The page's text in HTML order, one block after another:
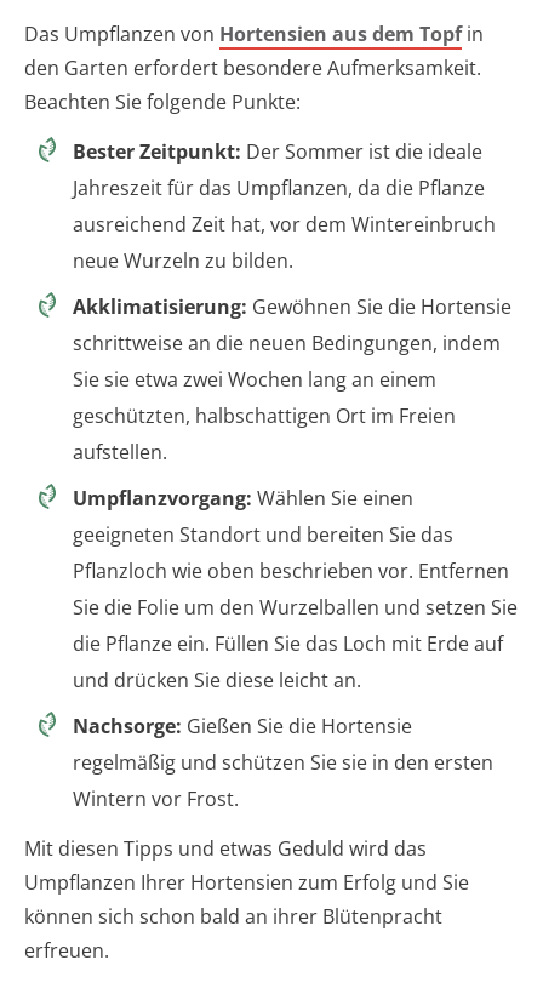
Das Umpflanzen von Hortensien aus dem Topfin
den Garten erfordert besondere Aufmerksamkeit.
Beachten Sie folgende Punkte:
Bester Zeitpunkt: Der Sommer ist die ideale
Jahreszeit für das Umpflanzen, da die Pflanze
ausreichend Zeit hat, vor dem Wintereinbruch
neue Wurzeln zu bilden.
Akklimatisierung: Gewöhnen Sie die Hortensie
schrittweise an die neuen Bedingungen, indem
Sie sie etwa zwei Wochen lang an einem
geschützten, halbschattigen Ort im Freien
aufstellen.
Umpflanzvorgang: Wählen Sie einen
geeigneten Standort und bereiten Sie das
Pflanzloch wie oben beschrieben vor. Entfernen
Sie die Folie um den Wurzelballen und setzen Sie
die Pflanze ein. Füllen Sie das Loch mit Erde auf
und drücken Sie diese leicht an.
Nachsorge: Gießen Sie die Hortensie
regelmäßig und schützen Sie sie in den ersten
Wintern vor Frost.
Mit diesen Tipps und etwas Geduld wird das
Umpflanzen Ihrer Hortensien zum Erfolg und Sie
können sich schon bald an ihrer Blütenpracht
erfreuen.